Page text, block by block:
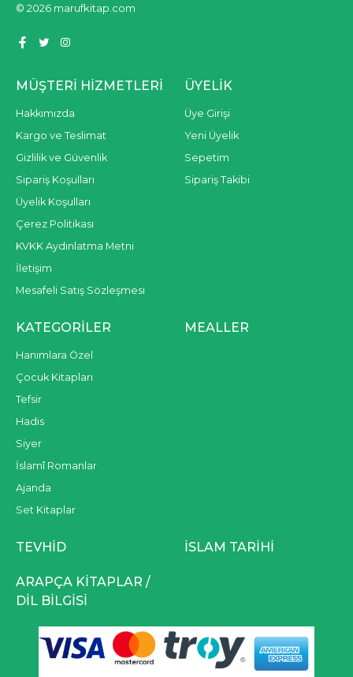
© 2026 marufkitap.com
MÜŞTERI HIZMETLERI
Hakkımızda
Kargo ve Teslimat
Gizlilik ve Güvenlik
Sipariş Koşulları
Üyelik Koşulları
Çerez Politikası
KVKK Aydınlatma Metni
İletişim
Mesafeli Satış Sözleşmesi
ÜYELIK
Üye Girişi
Yeni Üyelik
Sepetim
Sipariş Takibi
KATEGORILER
Hanımlara Özel
Çocuk Kitapları
Tefsir
Hadis
Siyer
İslamî Romanlar
Ajanda
Set Kitaplar
MEALLER
TEVHID İSLAM TARIHI
ARAPÇA KITAPLAR /
DIL BILGISI